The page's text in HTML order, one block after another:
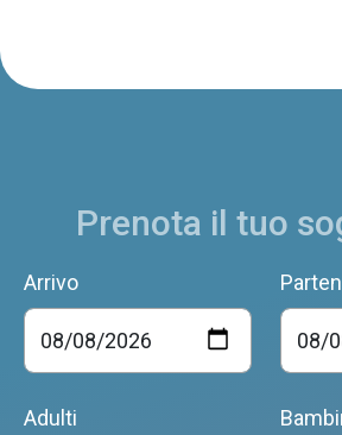
Prenota il tuo
Arrivo
Adulti